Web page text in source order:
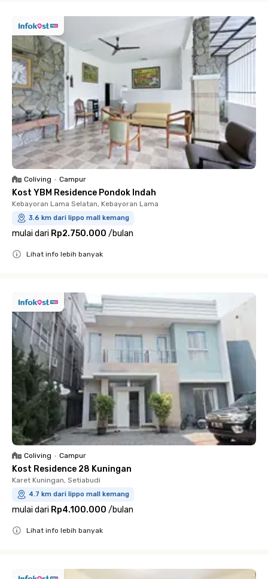
Coliving • Campur
Kost YBM Residence Pondok Indah
Kebayoran Lama Selatan, Kebayoran Lama
3.6 km dari lippo mall kemang
mulai dari Rp2.750.000 /bulan
Lihat info lebih banyak
Coliving • Campur
Kost Residence 28 Kuningan
Karet Kuningan, Setiabudi
4.7 km dari lippo mall kemang
mulai dari Rp4.100.000 /bulan
Lihat info lebih banyak